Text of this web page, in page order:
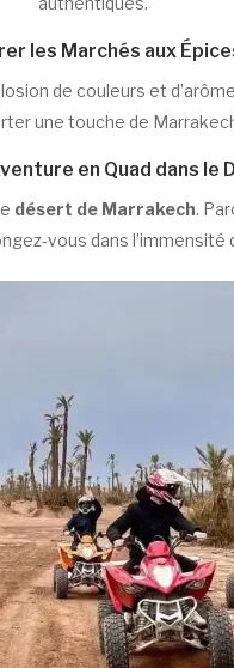
les Marchés aux
de couleurs et
une touche de
en Quad dans le
désert de Marrakech.
vous dans l’immensité